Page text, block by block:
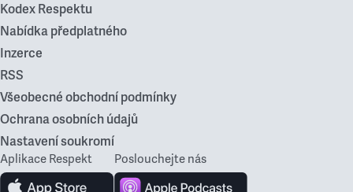
Kodex Respektu
Nabídka předplatného
Inzerce
RSS
Všeobecné obchodní podmínky
Ochrana osobních údajů
Nastavení soukromí
Aplikace Respekt Poslouchejte nás